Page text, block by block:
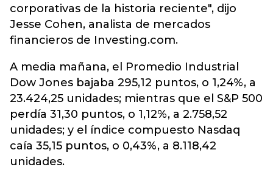
corporativas de la historia reciente", dijo
Jesse Cohen, analista de mercados
financieros de Investing.com.
A media mañana, el Promedio Industrial
Dow Jones bajaba 295,12 puntos, o 1,24%, a
23.424,25 unidades; mientras que el S&P 500
perdía 31,30 puntos, o 1,12%, a 2.758,52
unidades; y el índice compuesto Nasdaq
caía 35,15 puntos, o 0,43%, a 8.118,42
unidades.